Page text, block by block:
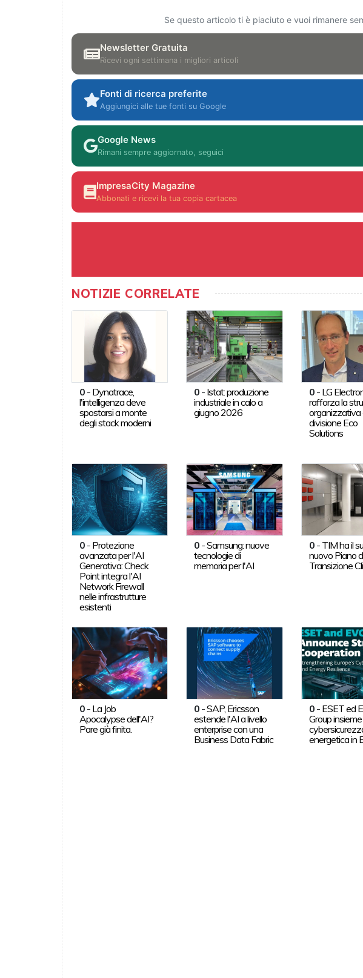
Se questo articolo ti è piaciuto e vuoi rimanere
Newsletter Gratuita
Ricevi ogni settimana i migliori articoli
Fonti di ricerca preferite
Aggiungici alle tue fonti su Google
Google News
Rimani sempre aggiornato, seguici
ImpresaCity Magazine
Abbonati e ricevi la tua copia cartacea
NOTIZIE CORRELATE
0- Dynatrace,
l'intelligenza deve
spostarsi a monte
degli stack moderni
0 - Istat: produzione
industriale in calo a
giugno 2026
0- LG
rafforza la
organizzativa
divisione Eco
Solutions
0- Protezione
avanzata per l'AI
Generativa: Check
Point integra l'AI
Network Firewall
nelle infrastrutture
esistenti
0 -Samsung: nuove
tecnologie di
memoria per l'AI
0- TIM ha il
nuovo Piano
Transizione
0- La Job
Apocalypse dell'AI?
Pare già finita.
0 -SAP, Ericsson
estende l'AI a livello
enterprise con una
Business Data Fabric
0- ESET ed
Group
energetica in